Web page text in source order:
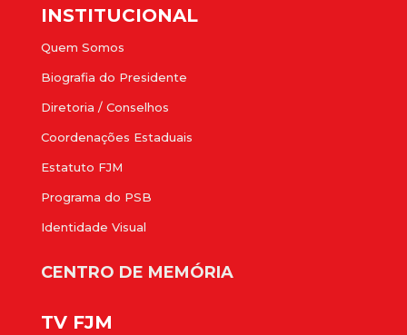
INSTITUCIONAL
Quem Somos
Biografia do Presidente
Diretoria / Conselhos
Coordenações Estaduais
Estatuto FJM
Programa do PSB
Identidade Visual
CENTRO DE MEMÓRIA
TV FJM